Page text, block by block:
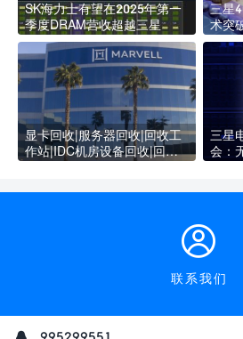
SK海力士有望在2025年第一
季度DRAM营收超越三星
三星
术突
显卡回收|服务器回收|回收工
作站|IDC机房设备回收|回收
三星
会：
联系我们